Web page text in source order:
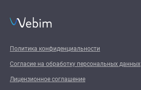
Политика конфиденциальности
Согласие на обработку персональных данных
Лицензионное соглашение